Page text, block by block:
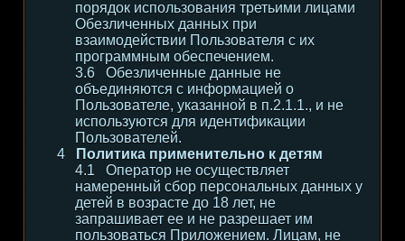
порядок использования третьими лицами
Обезличенных данных при
взаимодействии Пользователя с их
программным обеспечением.
Обезличенные данные не
объединяются с информацией о
Пользователе, указанной в п.2.1.1., и не
используются для идентификации
Пользователей.
Политика применительно к детям
Оператор не осуществляет
намеренный сбор персональных данных у
детей в возрасте до 18 лет, не
запрашивает ее и не разрешает им
пользоваться Приложением. Лицам, не